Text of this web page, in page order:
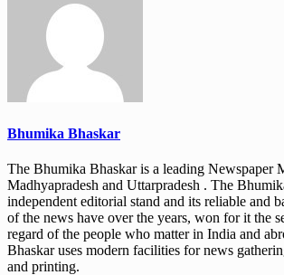
Bhumika Bhaskar
The Bhumika Bhaskar is a leading Newspaper
Madhyapradesh and Uttarpradesh . The
independent editorial stand and its reliable and
of the news have over the years, won for it the
regard of the people who matter in India and
Bhaskar uses modern facilities for news
and printing.